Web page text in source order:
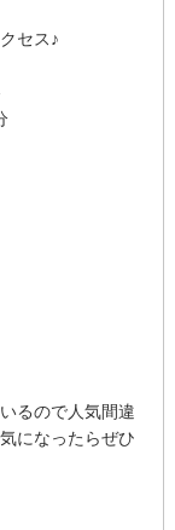
セス♪
るので人気間違
になったらぜひ